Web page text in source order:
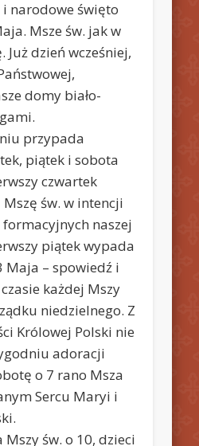
narodowe święto
Msze św. jak w
Już dzień wcześniej,
domy biało-
przypada
piątek i sobota
czwartek
św. w intencji
naszej
piątek wypada
Maja – spowiedź i
każdej Mszy
niedzielnego. Z
Królowej Polski nie
adoracji
o 7 rano Msza
Sercu Maryi i
Mszy św. o 10, dzieci